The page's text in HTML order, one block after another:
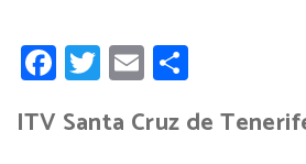
Facebook
Twitter
Email
ITV Santa Cruz de